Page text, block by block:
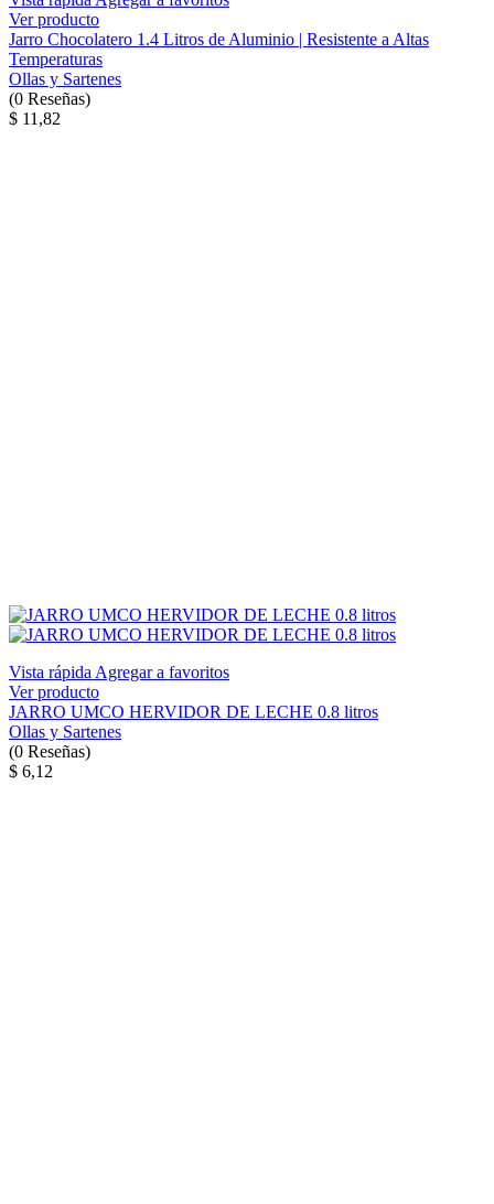
Ver producto
Jarro Chocolatero 1.4 Litros de Aluminio | Resistente a Altas
Temperaturas
Ollas y Sartenes
(0 Reseñas)
$ 11,82
Vista rápida Agregar a favoritos
Ver producto
JARRO UMCO HERVIDOR DE LECHE 0.8 litros
Ollas y Sartenes
(0 Reseñas)
$ 6,12